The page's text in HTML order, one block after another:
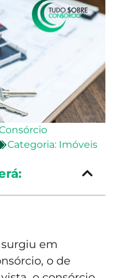
Categoria: Imóveis
em
o de